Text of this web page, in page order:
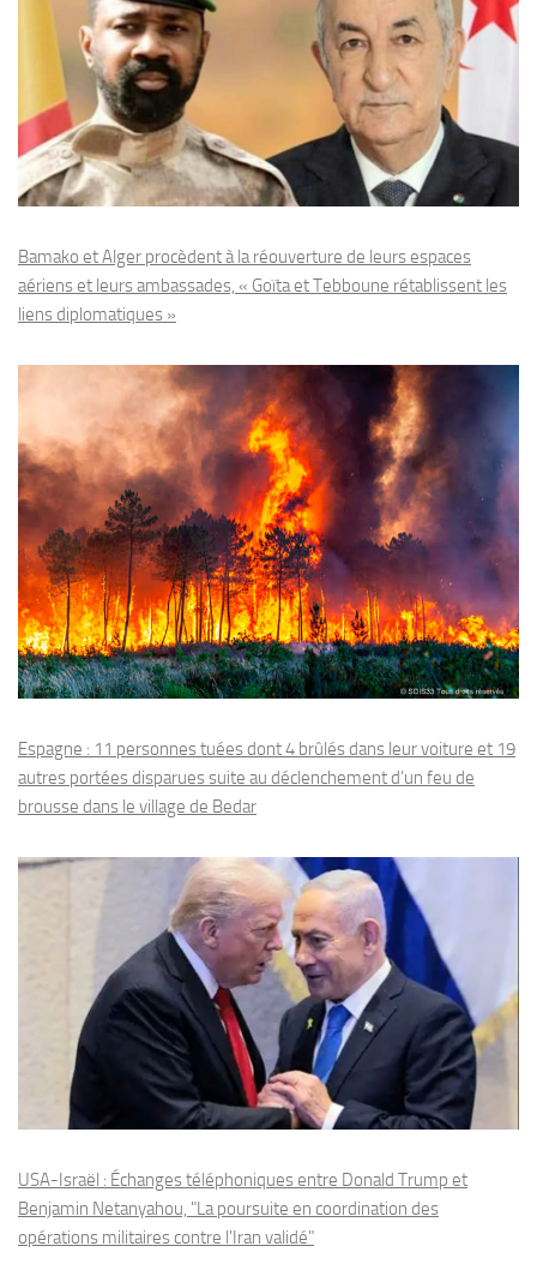
Bamako et Alger procèdent à la réouverture de leurs espaces
aériens et leurs ambassades, « Goïta et Tebboune rétablissent les
liens diplomatiques »
Espagne : 11 personnes tuées dont 4 brûlés dans leur voiture et 19
autres portées disparues suite au déclenchement d’un feu de
brousse dans le village de Bedar
USA-Israël : Échanges téléphoniques entre Donald Trump et
Benjamin Netanyahou, "La poursuite en coordination des
opérations militaires contre l'Iran validé"